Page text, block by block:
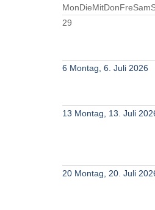
MonDieMitDonFreSam
29
6 Montag, 6. Juli 2026
13 Montag, 13. Juli
20 Montag, 20. Juli